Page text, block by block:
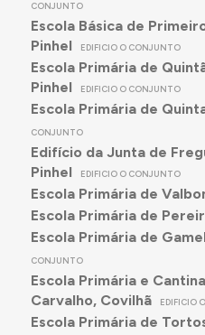
CONJUNTO
Escola Básica de
Pinhel
EDIFICIO O CONJUNTO
Escola Primária de
Pinhel
EDIFICIO O CONJUNTO
Escola Primária de
CONJUNTO
Edifício da Junta de
Pinhel
EDIFICIO O CONJUNTO
Escola Primária de
Escola Primária de
Escola Primária de
CONJUNTO
Escola Primária e
Carvalho, Covilhã
EDIFICIO
Escola Primária de